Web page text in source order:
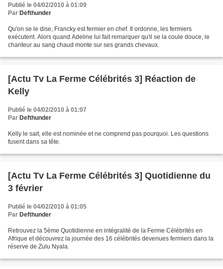
Publié le 04/02/2010 à 01:09
Par Defthunder
Qu'on se le dise, Francky est fermier en chef. Il ordonne, les fermiers
exécutent. Alors quand Adeline lui fait remarquer qu'il se la coule douce, le
chanteur au sang chaud monte sur ses grands chevaux.
[Actu Tv La Ferme Célébrités 3] Réaction de
Kelly
Publié le 04/02/2010 à 01:07
Par Defthunder
Kelly le sait, elle est nominée et ne comprend pas pourquoi. Les questions
fusent dans sa tête.
[Actu Tv La Ferme Célébrités 3] Quotidienne du
3 février
Publié le 04/02/2010 à 01:05
Par Defthunder
Retrouvez la 5ème Quotidienne en intégralité de la Ferme Célébrités en
Afrique et découvrez la journée des 16 célébrités devenues fermiers dans la
réserve de Zulu Nyala.